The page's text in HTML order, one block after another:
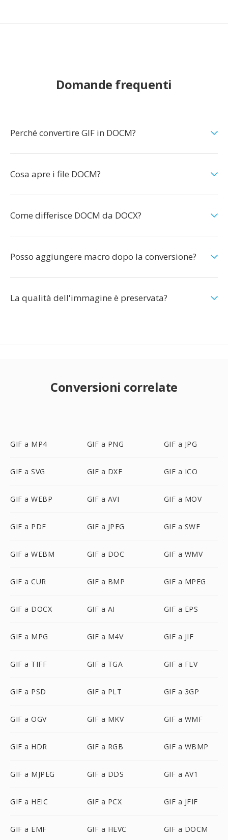
Domande frequenti
Perché convertire GIF in DOCM?
Cosa apre i file DOCM?
Come differisce DOCM da DOCX?
Posso aggiungere macro dopo la conversione?
La qualità dell'immagine è preservata?
Conversioni correlate
GIF a MP4 GIF a PNG GIF a JPG
GIF a SVG GIF a DXF GIF a ICO
GIF a WEBP GIF a AVI GIF a MOV
GIF a PDF GIF a JPEG GIF a SWF
GIF a WEBM GIF a DOC GIF a WMV
GIF a CUR GIF a BMP GIF a MPEG
GIF a DOCX GIF a AI GIF a EPS
GIF a MPG GIF a M4V GIF a JIF
GIF a TIFF GIF a TGA GIF a FLV
GIF a PSD GIF a PLT GIF a 3GP
GIF a OGV GIF a MKV GIF a WMF
GIF a HDR GIF a RGB GIF a WBMP
GIF a MJPEG GIF a DDS GIF a AV1
GIF a HEIC GIF a PCX GIF a JFIF
GIF a EMF GIF a HEVC GIF a DOCM